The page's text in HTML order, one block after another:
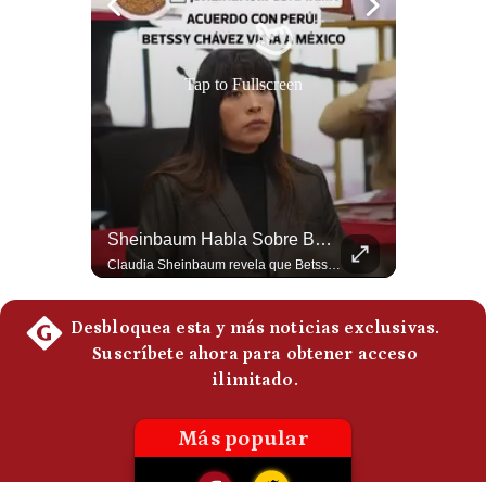
Sheinbaum Habla Sobre Betssy Chávez Y Las Relaciones Con Perú | Gestión Mundo
Claudia Sheinbaum revela que Betssy Chávez, exfuncionaria de Perú, llegará a México como parte de los nuevos acuerdos diplomáticos para restablecer las relaciones entre México y Perú. ¿Qué opinas de este acuerdo entre la Cancillería mexicana y el gobierno peruano? Déjalo en los comentarios. #Sheinbaum #BetssyChavez #MexicoPeru #NoticiasMexico #Politica #Shorts 👉 Suscríbete y activa la campana para no perderte nuestro análisis diario. 🌎 Síguenos en nuestras redes sociales: 📌 Web oficial: https://gestion.pe/mundo/ 📌 LinkedIn: http://bit.ly/3HYIET0 📌 X (Twitter): http://bit.ly/4noZtX9 📌 TikTok: http://bit.ly/4evB6TO
Tap to Fullscreen